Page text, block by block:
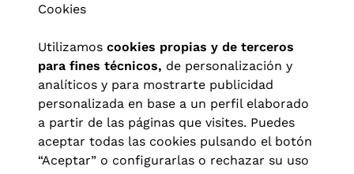
Cookies
Utilizamos cookies propias y de terceros
para fines técnicos, de personalización y
analíticos y para mostrarte publicidad
personalizada en base a un perfil elaborado
a partir de las páginas que visites. Puedes
aceptar todas las cookies pulsando el botón
“Aceptar” o configurarlas o rechazar su uso